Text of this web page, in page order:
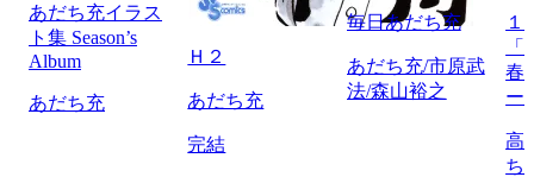
あだち充イラス
ト集 Season’s
Album
あだち充
Ｈ２
あだち充
完結
毎日あだち充
あだち充/市原武
法/森山裕之
１
春
ー
高
ち